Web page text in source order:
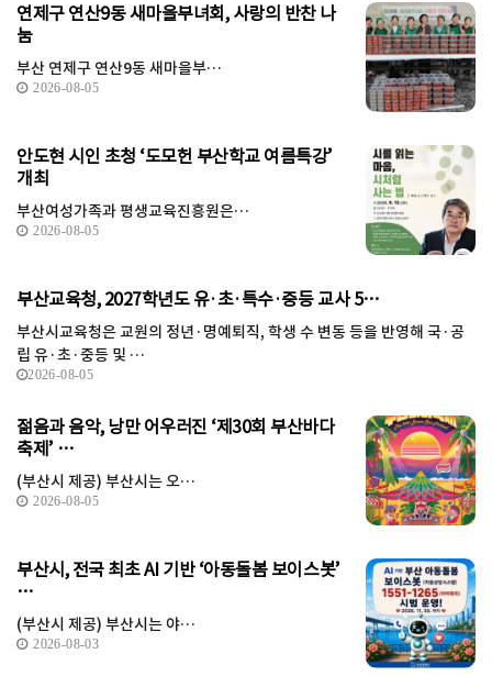
연제구 연산9동 새마을부녀회, 사랑의 반찬 나
눔
부산 연제구 연산9동 새마을부…
2026-08-05
안도현 시인 초청 ‘도모헌 부산학교 여름특강’
개최
부산여성가족과 평생교육진흥원은…
2026-08-05
부산교육청, 2027학년도 유·초·특수·중등 교사 5…
부산시교육청은 교원의 정년·명예퇴직, 학생 수 변동 등을 반영해 국·공
립 유·초·중등 및 …
2026-08-05
젊음과 음악, 낭만 어우러진 ‘제30회 부산바다
축제’ …
(부산시 제공) 부산시는 오…
2026-08-05
부산시, 전국 최초 AI 기반 ‘아동돌봄 보이스봇’
…
(부산시 제공) 부산시는 야…
2026-08-03